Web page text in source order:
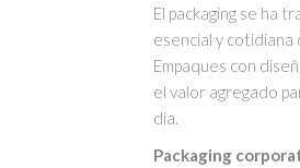
El packaging se ha
esencial y
Empaques con
el valor agregado
día.
Packaging